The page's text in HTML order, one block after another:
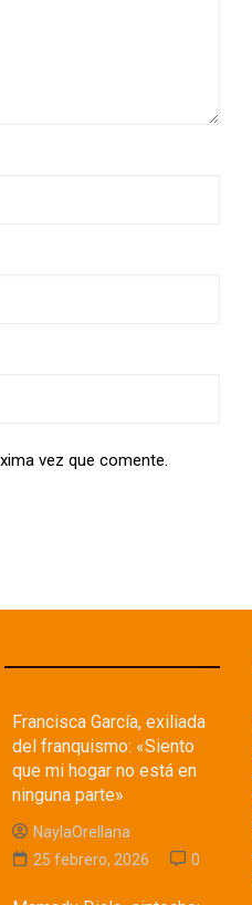
vez que comente.
Francisca García, exiliada
del franquismo: «Siento
que mi hogar no está en
ninguna parte»
NaylaOrellana
25 febrero, 2026
0